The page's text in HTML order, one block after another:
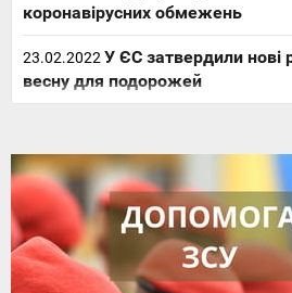
коронавірусних обмежень
23.02.2022 У ЄС затвердили нові
весну для подорожей